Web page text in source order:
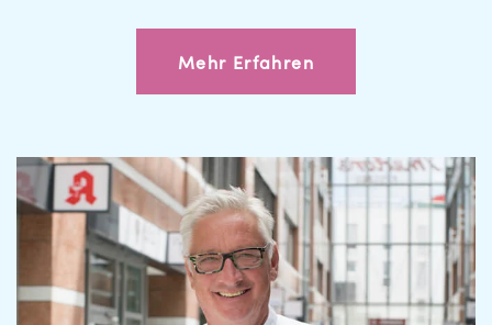
Mehr Erfahren